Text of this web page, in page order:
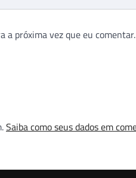
a próxima vez que eu comentar.
Saiba como seus dados em